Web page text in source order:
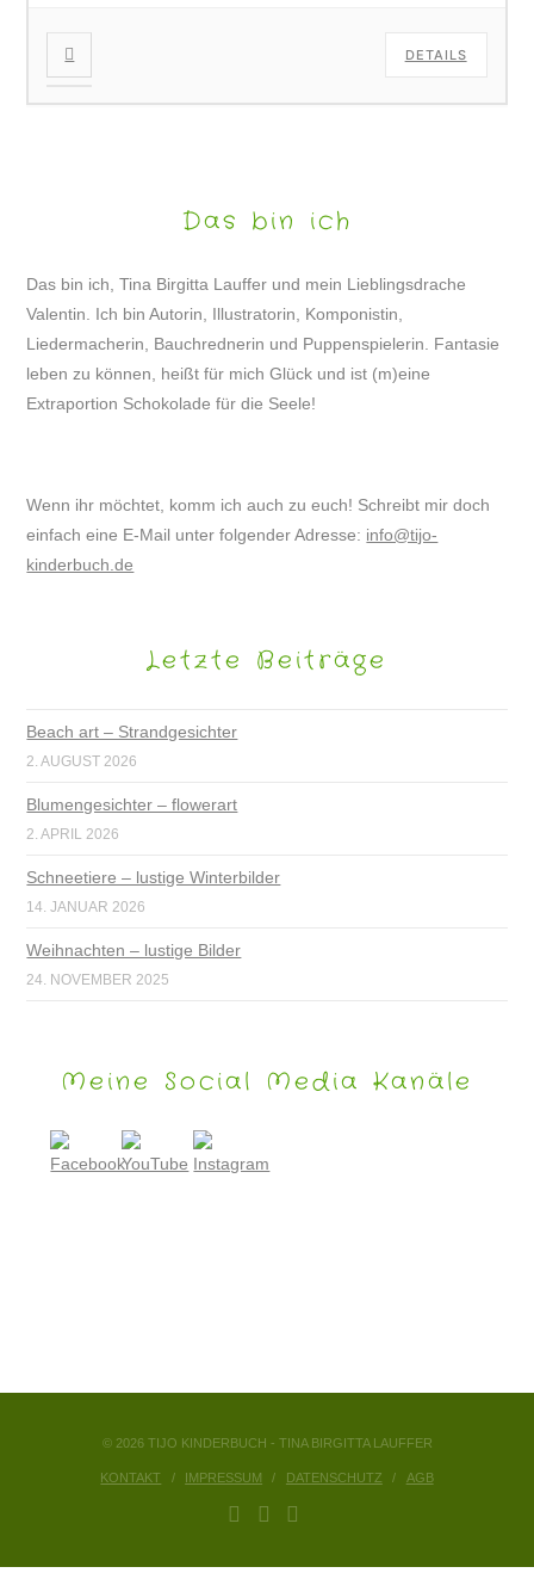
DETAILS
Das bin ich
Das bin ich, Tina Birgitta Lauffer und mein Lieblingsdrache
Valentin. Ich bin Autorin, Illustratorin, Komponistin,
Liedermacherin, Bauchrednerin und Puppenspielerin. Fantasie
leben zu können, heißt für mich Glück und ist (m)eine
Extraportion Schokolade für die Seele!
Wenn ihr möchtet, komm ich auch zu euch! Schreibt mir doch
einfach eine E-Mail unter folgender Adresse: info@tijo-
kinderbuch.de
Letzte Beiträge
Beach art – Strandgesichter
2. AUGUST 2026
Blumengesichter – flowerart
2. APRIL 2026
Schneetiere – lustige Winterbilder
14. JANUAR 2026
Weihnachten – lustige Bilder
24. NOVEMBER 2025
Meine Social Media Kanäle
© 2026 TIJO KINDERBUCH - TINA BIRGITTA LAUFFER
KONTAKT IMPRESSUM DATENSCHUTZ AGB